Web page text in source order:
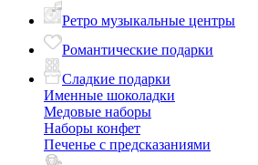
Ретро музыкальные центры
Романтические подарки
Сладкие подарки
Именные шоколадки
Медовые наборы
Наборы конфет
Печенье с предсказаниями